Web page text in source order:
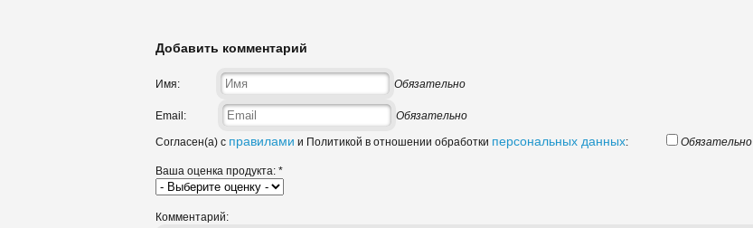
Добавить комментарий
Имя: Обязательно
Email: Обязательно
Согласен(а) с правилами и Политикой в отношении обработки персональных данных: Обязательно
Ваша оценка продукта: *
Комментарий: